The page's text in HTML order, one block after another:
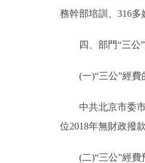
務幹部培訓、316多
四、部門“三公”
(一)“三公”經費
中共北京市委市
位2018年無財政撥
(二)“三公”經費